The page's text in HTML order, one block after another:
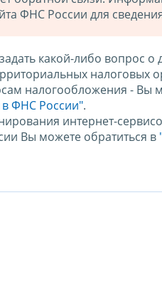
ФНС России для
какой-либо вопрос о
налоговых
налогообложения - Вы
в ФНС России".
интернет-
Вы можете обратиться в